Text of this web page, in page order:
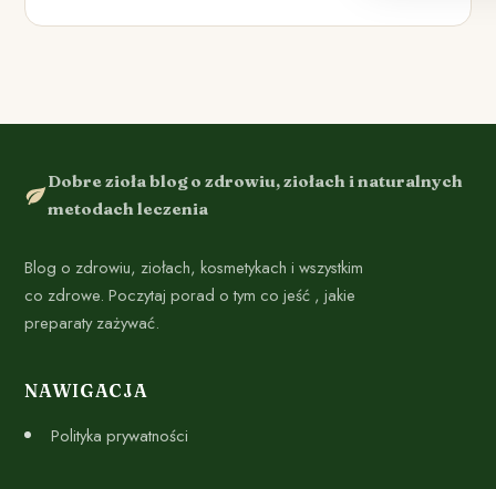
Dobre zioła blog o zdrowiu, ziołach i naturalnych
metodach leczenia
Blog o zdrowiu, ziołach, kosmetykach i wszystkim
co zdrowe. Poczytaj porad o tym co jeść , jakie
preparaty zażywać.
NAWIGACJA
Polityka prywatności